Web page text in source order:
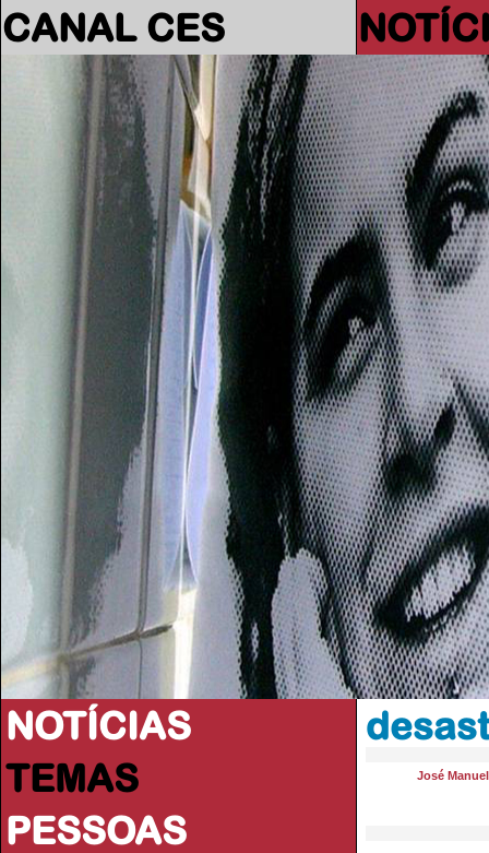
CANAL CES
NOTÍCIAS
TEMAS
PESSOAS
José